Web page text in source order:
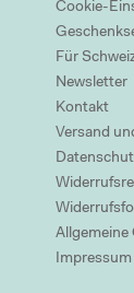
Cookie-
Für
Newsletter
Kontakt
Versand
Allgemeine
Impressum